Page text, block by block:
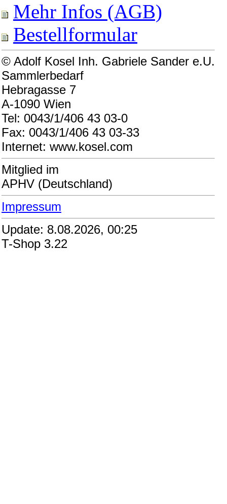
Mehr Infos (AGB)
Bestellformular
© Adolf Kosel Inh. Gabriele Sander e.U.
Sammlerbedarf
Hebragasse 7
A-1090 Wien
Tel: 0043/1/406 43 03-0
Fax: 0043/1/406 43 03-33
Internet: www.kosel.com
Mitglied im
APHV (Deutschland)
Impressum
Update: 8.08.2026, 00:25
T-Shop 3.22